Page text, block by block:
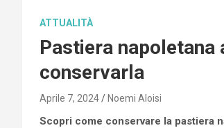
ATTUALITÀ
Pastiera napoletana
conservarla
Aprile 7, 2024 Noemi Aloisi
Scopri come conservare la pastiera